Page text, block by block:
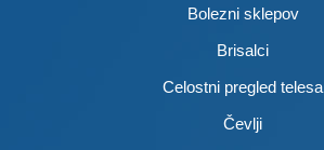
Bolezni sklepov
Brisalci
Celostni pregled telesa
Čevlji